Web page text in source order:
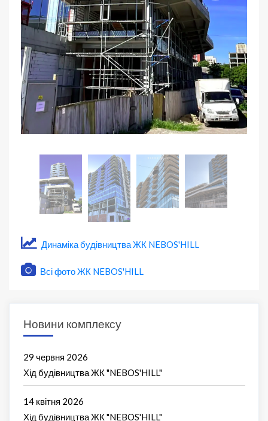
Динаміка будівництва ЖК NEBOS'HILL
Всі фото ЖК NEBOS'HILL
Новини комплексу
29 червня 2026
Хід будівництва ЖК "NEBOS'HILL"
14 квітня 2026
Хід будівництва ЖК "NEBOS'HILL"